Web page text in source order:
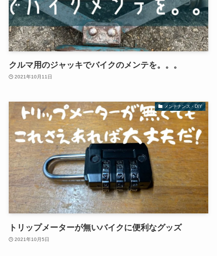
クルマ用のジャッキでバイクのメンテを。。。
2021年10月11日
メンテナンス・DIY
トリップメーターが無いバイクに便利なグッズ
2021年10月5日